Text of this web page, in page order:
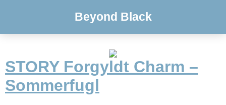
Beyond Black
STORY Forgyldt Charm –
Sommerfugl